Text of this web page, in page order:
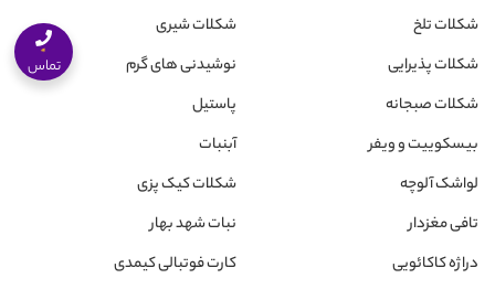
تماس
شکلات تلخ
شکلات پذیرایی
شکلات صبجانه
بیسکوییت و ویفر
لواشک آلوچه
تافی مغزدار
دراژه کاکائویی
شکلات شیری
نوشیدنی های گرم
پاستیل
آبنبات
شکلات کیک پزی
نبات شهد بهار
کارت فوتبالی کیمدی